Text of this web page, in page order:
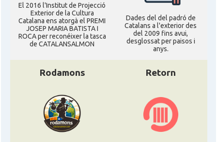
El 2016 l'Institut de Projecció
Exterior de la Cultura
Catalana ens atorgà el PREMI
JOSEP MARIA BATISTA I
ROCA per reconéixer la tasca
de CATALANSALMON
Dades del del padró de
Catalans a l'exterior des
del 2009 fins avui,
desglossat per paisos i
anys.
Rodamons Retorn